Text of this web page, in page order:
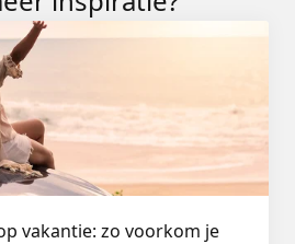
vakantie: zo voorkom je